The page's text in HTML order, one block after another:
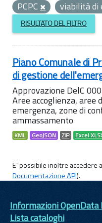
PCPC viabilità di
RISULTATO DEL FILTRO
Piano Comunale di
di gestione
Approvazione DelC
Aree accoglienza,
emergenza, zone di
ammassamento
KML GeoJSON ZIP Excel
E' possibile inoltre accedere
Documentazione API).
Informazioni
Lista cataloghi